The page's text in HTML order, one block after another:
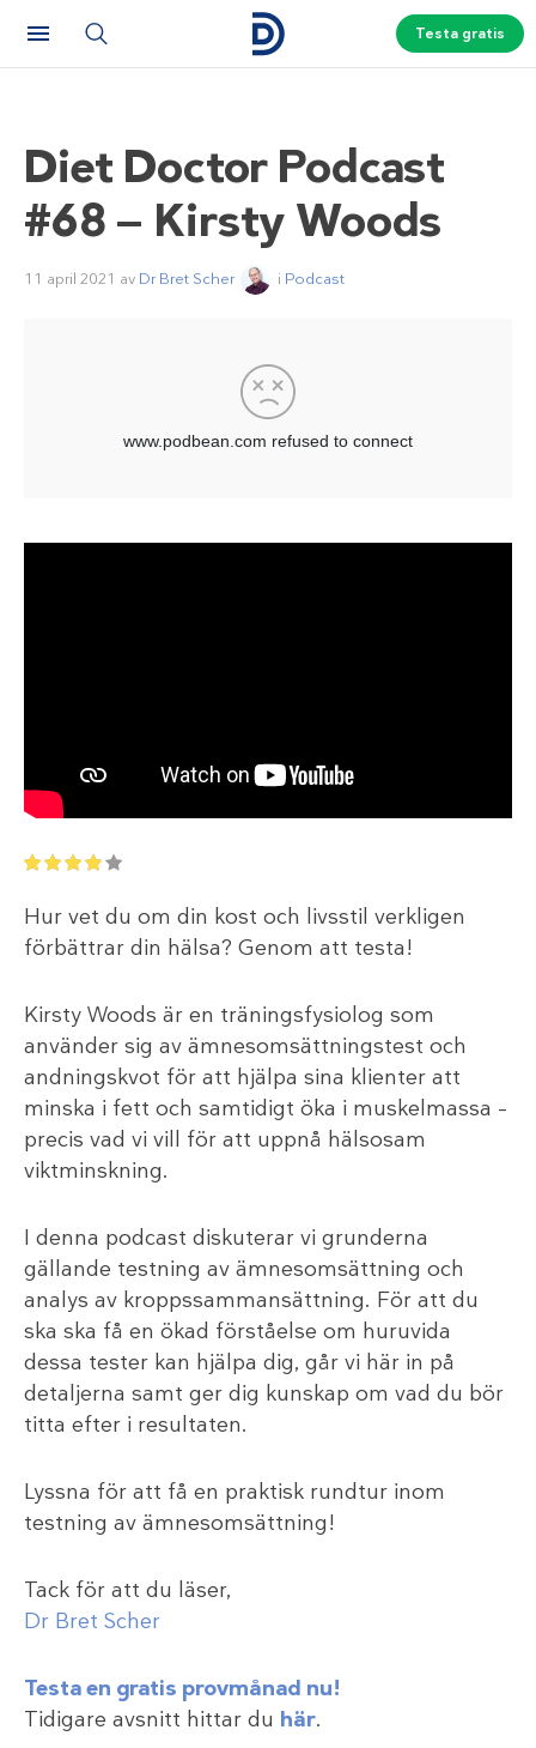
Testa gratis
Diet Doctor Podcast
#68 — Kirsty Woods
11 april 2021 av Dr Bret Scher i Podcast
Hur vet du om din kost och livsstil verkligen
förbättrar din hälsa? Genom att testa!
Kirsty Woods är en träningsfysiolog som
använder sig av ämnesomsättningstest och
andningskvot för att hjälpa sina klienter att
minska i fett och samtidigt öka i muskelmassa –
precis vad vi vill för att uppnå hälsosam
viktminskning.
I denna podcast diskuterar vi grunderna
gällande testning av ämnesomsättning och
analys av kroppssammansättning. För att du
ska ska få en ökad förståelse om huruvida
dessa tester kan hjälpa dig, går vi här in på
detaljerna samt ger dig kunskap om vad du bör
titta efter i resultaten.
Lyssna för att få en praktisk rundtur inom
testning av ämnesomsättning!
Tack för att du läser,
Dr Bret Scher
Testa en gratis provmånad nu!
Tidigare avsnitt hittar du här.